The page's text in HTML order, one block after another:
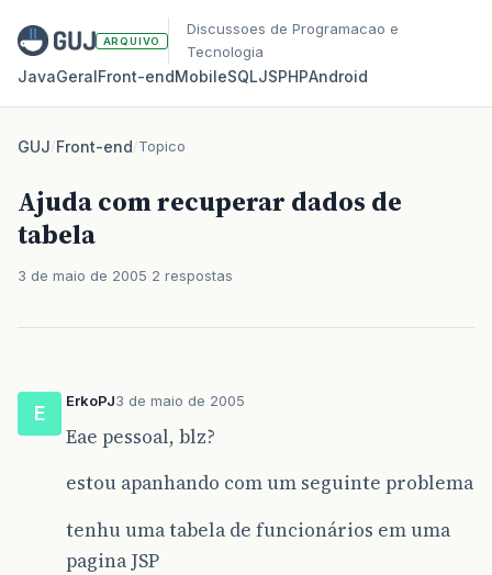
ARQUIVO
Discussoes de Programacao e
Tecnologia
JavaGeralFront‑endMobileSQLJSPHPAndroid
GUJ/Front-end/Topico
Ajuda com recuperar dados de
tabela
3 de maio de 2005 2 respostas
E
ErkoPJ3 de maio de 2005
Eae pessoal, blz?
estou apanhando com um seguinte problema
tenhu uma tabela de funcionários em uma
pagina JSP